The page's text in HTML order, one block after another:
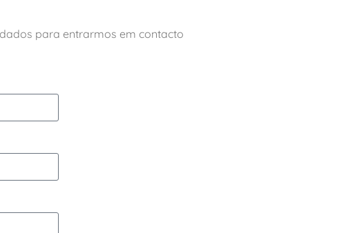
para entrarmos em contacto